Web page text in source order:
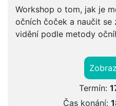
Workshop o tom, jak je
očních čoček a naučit se
vidění podle metody
Termín:
Čas konání: